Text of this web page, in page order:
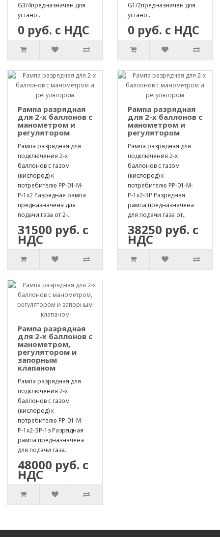
G3/4предназначен для
устано..
0 руб. с НДС
G1/2предназначен для
устано..
0 руб. с НДС
Рампа разрядная
для 2-х баллонов с
манометром и
регулятором
Рампа разрядная для
подключения 2-х
баллонов с газом
(кислород) к
потребителю РР-01-М-
Р-1х2 Разрядная рампа
предназначена для
подачи газа от 2-..
31500 руб. с
НДС
Рампа разрядная
для 2-х баллонов с
манометром и
регулятором
Рампа разрядная для
подключения 2-х
баллонов с газом
(кислород) к
потребителю РР-01-М-
Р-1х2-ЗР Разрядная
рампа предназначена
для подачи газа от..
38250 руб. с
НДС
Рампа разрядная
для 2-х баллонов с
манометром,
регулятором и
запорным
клапаном
Рампа разрядная для
подключения 2-х
баллонов с газом
(кислород) к
потребителю РР-01-М-
Р-1х2-ЗР-1з Разрядная
рампа предназначена
для подачи газа..
48000 руб. с
НДС